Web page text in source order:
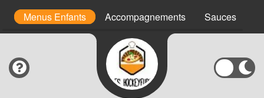
Menus Enfants Accompagnements Sauces